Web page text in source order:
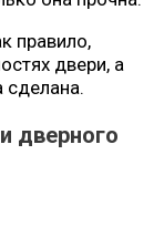
правило,
двери, а
сделана.
дверного